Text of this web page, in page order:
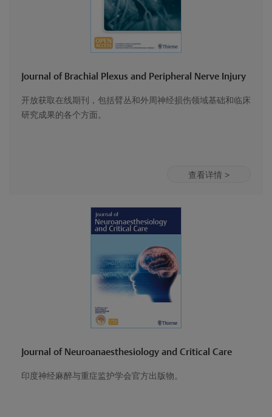
Journal of Brachial Plexus and Peripheral Nerve Injury
开放获取在线期刊，包括臂丛和外周神经损伤领域基础和临床
研究成果的各个方面。
查看详情 >
Journal of Neuroanaesthesiology and Critical Care
印度神经麻醉与重症监护学会官方出版物。